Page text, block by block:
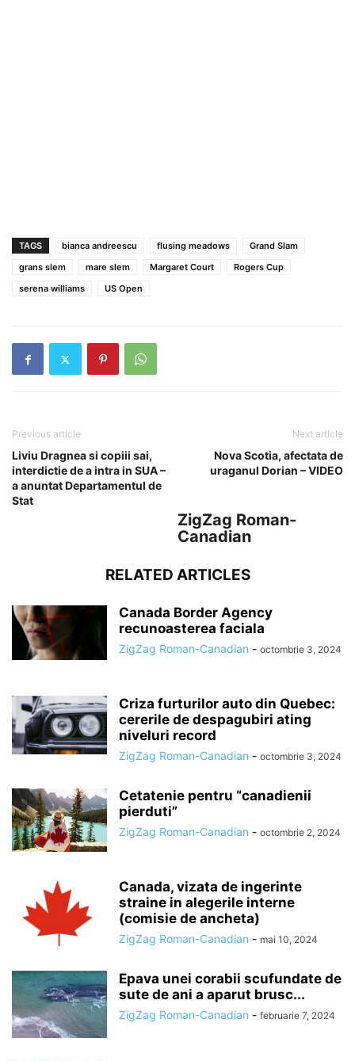
TAGS bianca andreescu flusing meadows
Grand Slam
grans slem
mare slem Margaret Court
Rogers Cup
serena williams
US Open
Previous article
Liviu Dragnea si copiii sai,
interdictie de a intra in SUA –
a anuntat Departamentul de
Stat
Next article
Nova Scotia, afectata de
uraganul Dorian – VIDEO
ZigZag Roman-
Canadian
RELATED ARTICLES
Canada Border Agency
recunoasterea faciala
ZigZag Roman-Canadian - octombrie 3, 2024
Criza furturilor auto din Quebec:
cererile de despagubiri ating
niveluri record
ZigZag Roman-Canadian - octombrie 3, 2024
Cetatenie pentru “canadienii
pierduti”
ZigZag Roman-Canadian - octombrie 2, 2024
Canada, vizata de ingerinte
straine in alegerile interne
(comisie de ancheta)
ZigZag Roman-Canadian - mai 10, 2024
Epava unei corabii scufundate de
sute de ani a aparut brusc...
ZigZag Roman-Canadian - februarie 7, 2024